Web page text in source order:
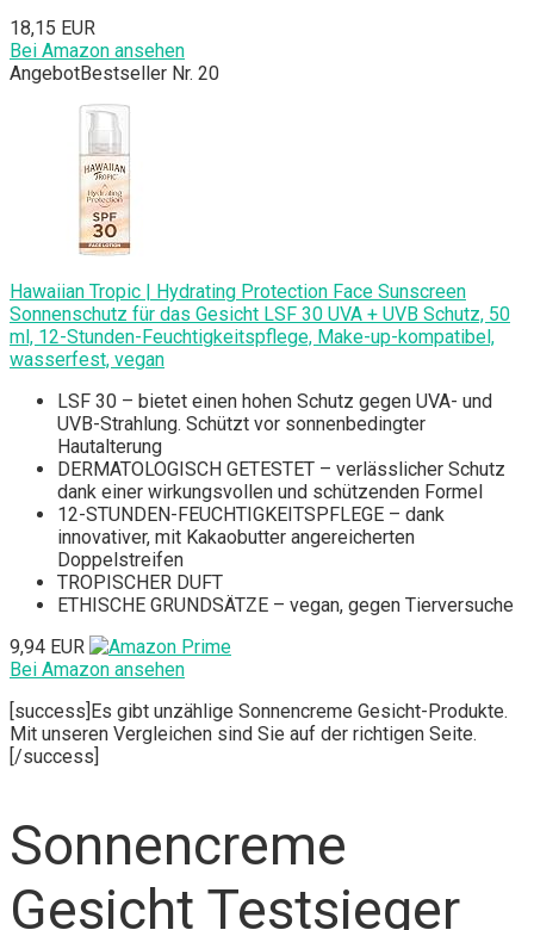
18,15 EUR
Bei Amazon ansehen
AngebotBestseller Nr. 20
Hawaiian Tropic | Hydrating Protection Face Sunscreen
Sonnenschutz für das Gesicht LSF 30 UVA + UVB Schutz, 50
ml, 12-Stunden-Feuchtigkeitspflege, Make-up-kompatibel,
wasserfest, vegan
LSF 30 – bietet einen hohen Schutz gegen UVA- und
UVB-Strahlung. Schützt vor sonnenbedingter
Hautalterung
DERMATOLOGISCH GETESTET – verlässlicher Schutz
dank einer wirkungsvollen und schützenden Formel
12-STUNDEN-FEUCHTIGKEITSPFLEGE – dank
innovativer, mit Kakaobutter angereicherten
Doppelstreifen
TROPISCHER DUFT
ETHISCHE GRUNDSÄTZE – vegan, gegen Tierversuche
9,94 EUR
Bei Amazon ansehen
[success]Es gibt unzählige Sonnencreme Gesicht-Produkte.
Mit unseren Vergleichen sind Sie auf der richtigen Seite.
[/success]
Sonnencreme
Gesicht Testsieger